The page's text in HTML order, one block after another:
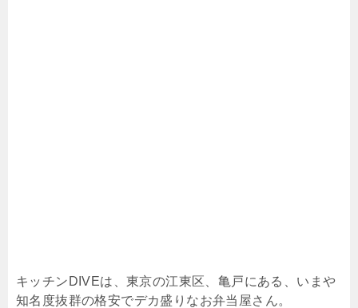
キッチンDIVEは、東京の江東区、亀戸にある、いまや
知名度抜群の格安でデカ盛りなお弁当屋さん。